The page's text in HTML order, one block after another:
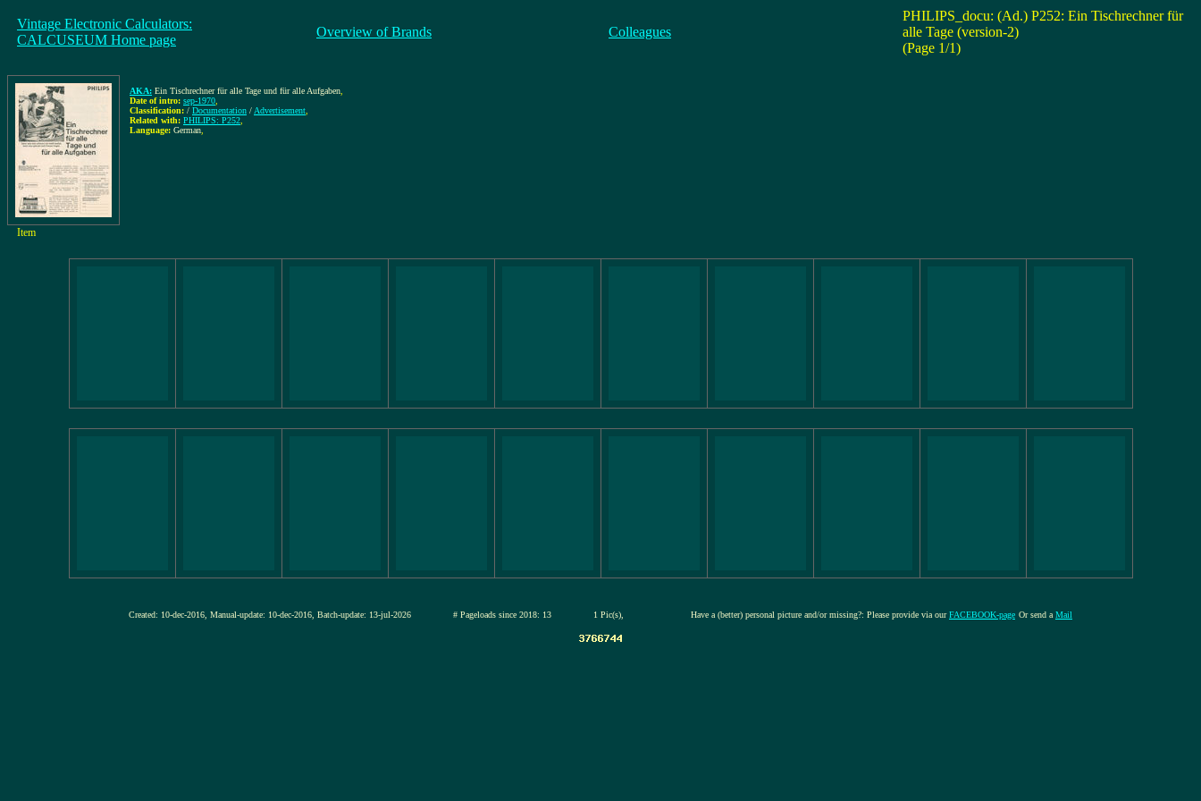
Vintage Electronic Calculators:
CALCUSEUM Home page
Overview of Brands Colleagues
PHILIPS_docu: (Ad.) P252: Ein Tischrechner für
alle Tage (version-2)
(Page 1/1)
AKA: Ein Tischrechner für alle Tage und für alle Aufgaben
Date of intro: sep-1970
Classification: / Documentation / Advertisement
Related with: PHILIPS: P252
Language: German
Item
Created: 10-dec-2016, Manual-update: 10-dec-2016, Batch-update: 13-jul-2026 # Pageloads since 2018: 13 1 Pic(s), Have a (better) personal picture and/or missing?: Please provide via ourFACEBOOK-page Or send a Mail